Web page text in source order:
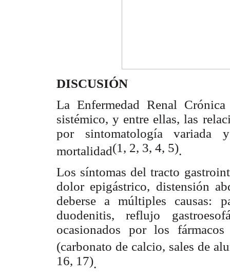
DISCUSIÓN
La Enfermedad Renal
sistémico, y entre ellas, las
por sintomatología variada
mortalidad(1, 2, 3, 4, 5).
Los síntomas del tracto
dolor epigástrico, distensión
deberse a múltiples causas:
duodenitis, reflujo
ocasionados por los
(carbonato de calcio, sales de
16, 17).